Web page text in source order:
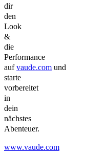
dir
den
Look
&
die
Performance
aufvaude.com und
starte
vorbereitet
in
dein
nächstes
Abenteuer.
www.vaude.com